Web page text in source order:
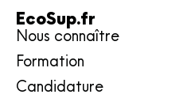
EcoSup.fr
Nous connaître
Formation
Candidature